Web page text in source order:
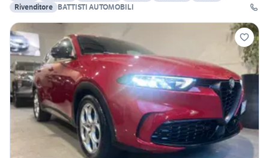
Rivenditore BATTISTI AUTOMOBILI